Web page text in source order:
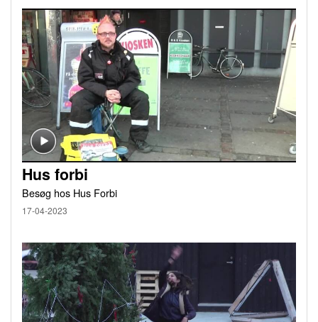
Hus forbi
Besøg hos Hus Forbi
17-04-2023